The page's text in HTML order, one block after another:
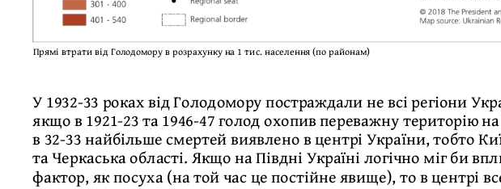
Прямі втрати від Голодомору в розрахунку на 1 тис. населення (по районам)
У 1932-33 роках від Голодомору постраждали не всі регіони
якщо в 1921-23 та 1946-47 голод охопив переважну територію
в 32-33 найбільше смертей виявлено в центрі України, тобто
та Черкаська області. Якщо на Півдні Україні логічно міг би
фактор, як посуха (на той час це постійне явище), то в центрі